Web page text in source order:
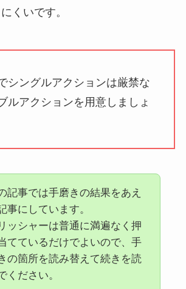
くいです。
シングルアクションは厳禁な
ルアクションを用意しましょ
記事では手磨きの結果をあえ
事にしています。
ッシャーは普通に満遍なく押
てているだけでよいので、手
の箇所を読み替えて続きを読
ください。